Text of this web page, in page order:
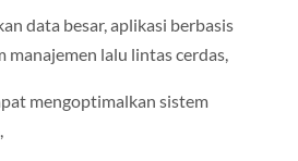
data besar, aplikasi berbasis
manajemen lalu lintas cerdas,
mengoptimalkan sistem